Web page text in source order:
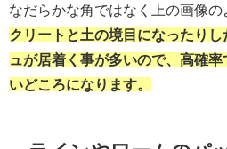
なだらかな角ではなく上の画像の
クリートと土の境目になったり
ュが居着く事が多いので、高確
いどころになります。